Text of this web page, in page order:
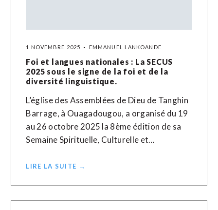
1 NOVEMBRE 2025 EMMANUEL LANKOANDE
Foi et langues nationales : La SECUS
2025 sous le signe de la foi et de la
diversité linguistique.
L’église des Assemblées de Dieu de Tanghin
Barrage, à Ouagadougou, a organisé du 19
au 26 octobre 2025 la 8ème édition de sa
Semaine Spirituelle, Culturelle et…
LIRE LA SUITE →